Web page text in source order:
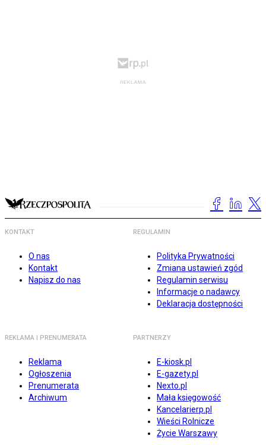
KONTAKT
O nas
Kontakt
Napisz do nas
REGULAMIN
Polityka Prywatności
Zmiana ustawień zgód
Regulamin serwisu
Informacje o nadawcy
Deklaracja dostępności
REKLAMA I PRENUMERATA
Reklama
Ogłoszenia
Prenumerata
Archiwum
PARTNERZY
E-kiosk.pl
E-gazety.pl
Nexto.pl
Mała księgowość
Kancelarierp.pl
Wieści Rolnicze
Życie Warszawy